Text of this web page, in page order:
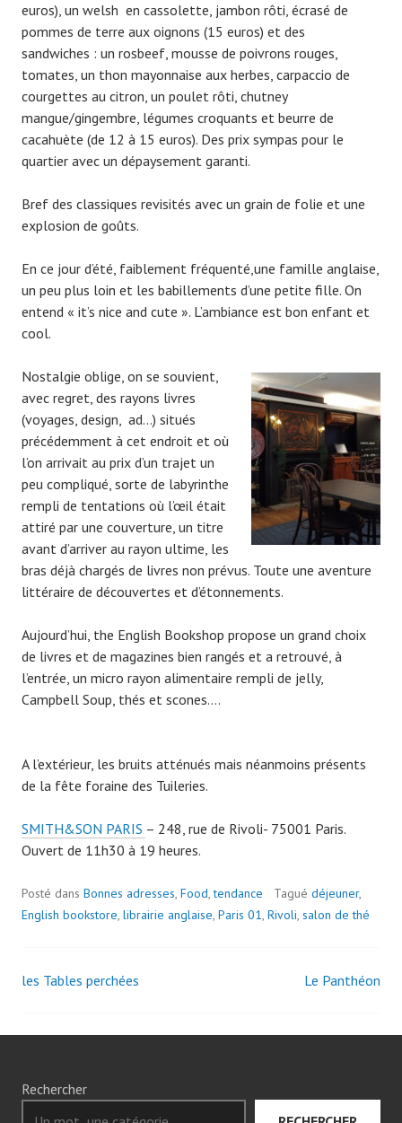
euros), un welsh en cassolette, jambon rôti, écrasé de
pommes de terre aux oignons (15 euros) et des
sandwiches : un rosbeef, mousse de poivrons rouges,
tomates, un thon mayonnaise aux herbes, carpaccio de
courgettes au citron, un poulet rôti, chutney
mangue/gingembre, légumes croquants et beurre de
cacahuète (de 12 à 15 euros). Des prix sympas pour le
quartier avec un dépaysement garanti.
Bref des classiques revisités avec un grain de folie et une
explosion de goûts.
En ce jour d’été, faiblement fréquenté,une famille anglaise,
un peu plus loin et les babillements d’une petite fille. On
entend « it’s nice and cute ». L’ambiance est bon enfant et
cool.
Nostalgie oblige, on se souvient,
avec regret, des rayons livres
(voyages, design, ad…) situés
précédemment à cet endroit et où
l’on arrivait au prix d’un trajet un
peu compliqué, sorte de labyrinthe
rempli de tentations où l’œil était
attiré par une couverture, un titre
avant d’arriver au rayon ultime, les
bras déjà chargés de livres non prévus. Toute une aventure
littéraire de découvertes et d’étonnements.
Aujourd’hui, the English Bookshop propose un grand choix
de livres et de magazines bien rangés et a retrouvé, à
l’entrée, un micro rayon alimentaire rempli de jelly,
Campbell Soup, thés et scones….
A l’extérieur, les bruits atténués mais néanmoins présents
de la fête foraine des Tuileries.
SMITH&SON PARIS – 248, rue de Rivoli- 75001 Paris.
Ouvert de 11h30 à 19 heures.
Posté dans Bonnes adresses, Food,tendance Tagué déjeuner,
English bookstore, librairie anglaise, Paris 01, Rivoli, salon de thé
Navigation
des
articles
les Tables perchées Le Panthéon
Rechercher